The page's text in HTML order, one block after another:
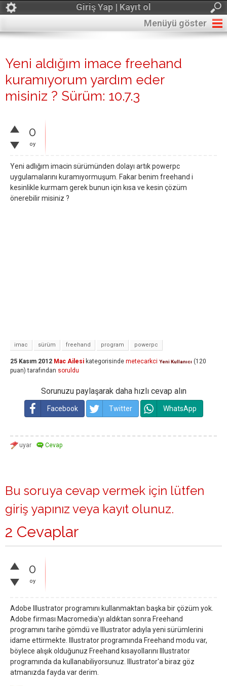
Giriş Yap | Kayıt ol
Menüyü göster
Yeni aldığım imace freehand
kuramıyorum yardım eder
misiniz ? Sürüm: 10.7.3
0
oy
Yeni adlığım imacin sürümünden dolayı artık powerpc
uygulamalarını kuramıyormuşum. Fakar benim freehand i
kesinlikle kurmam gerek bunun için kısa ve kesin çözüm
önerebilir misiniz ?
imac sürüm freehand program powerpc
25 Kasım 2012 Mac Ailesi kategorisinde metecarkci Yeni Kullanıcı (120
puan) tarafından soruldu
Sorunuzu paylaşarak daha hızlı cevap alın
Facebook Twitter WhatsApp
Bu soruya cevap vermek için lütfen
giriş yapınız veya kayıt olunuz.
2 Cevaplar
0
oy
Adobe Illustrator programını kullanmaktan başka bir çözüm yok.
Adobe firması Macromedia'yı aldıktan sonra Freehand
programını tarihe gömdü ve Illustrator adıyla yeni sürümlerini
idame ettirmekte. Illustrator programında Freehand modu var,
böylece alışık olduğunuz Freehand kısayollarını Illustrator
programında da kullanabiliyorsunuz. Illustrator'a biraz göz
atmanızda fayda var derim.